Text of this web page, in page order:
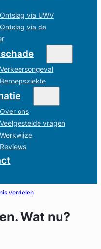
Ontslag via UWV
Ontslag via de
Verkeersongeval
Beroepsziekte
Over ons
Veelgestelde vragen
Werkwijze
Reviews
verdelen
Wat nu?